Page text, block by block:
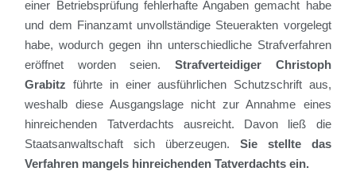
einer Betriebsprüfung fehlerhafte Angaben gemacht habe
und dem Finanzamt unvollständige Steuerakten vorgelegt
habe, wodurch gegen ihn unterschiedliche Strafverfahren
eröffnet worden seien.Strafverteidiger
Christoph
Grabitz führte in einer ausführlichen Schutzschrift aus,
weshalb diese Ausgangslage nicht zur Annahme eines
hinreichenden Tatverdachts ausreicht.
Davon ließ die
Staatsanwaltschaft sich überzeugen. Sie stellte das
Verfahren mangels hinreichenden Tatverdachts ein.